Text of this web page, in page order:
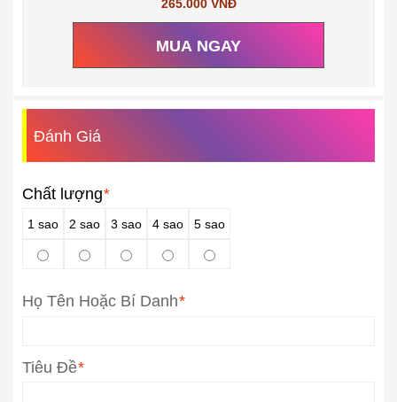
265.000 VNĐ
MUA NGAY
Đánh Giá
Chất lượng*
1 sao 2 sao 3 sao 4 sao 5 sao
*
Họ Tên Hoặc Bí Danh
*
Tiêu Đề